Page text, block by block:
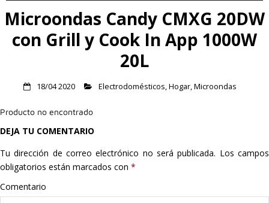
Inicio
Alimentación
Hogar
Informática
Listas
Microondas Candy CMXG 20DW
con Grill y Cook In App 1000W
20L
18/04 2020 Electrodomésticos,Hogar,Microondas
Producto no encontrado
DEJA TU COMENTARIO
Tu dirección de correo electrónico no será publicada. Los campos
obligatorios están marcados con *
Comentario